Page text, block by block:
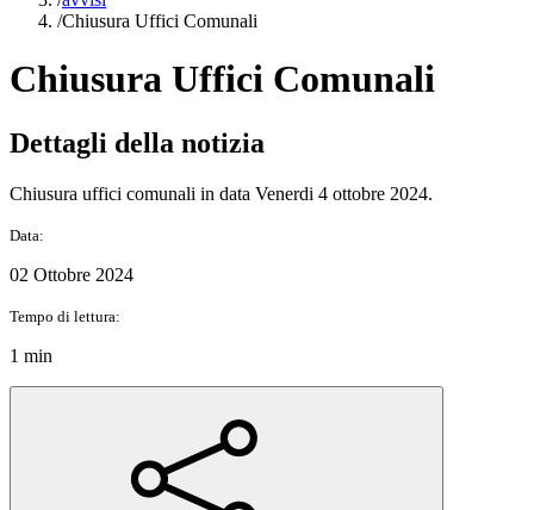
/Chiusura Uffici Comunali
Chiusura Uffici Comunali
Dettagli della notizia
Chiusura uffici comunali in data Venerdi 4 ottobre 2024.
Data:
02 Ottobre 2024
Tempo di lettura:
1 min